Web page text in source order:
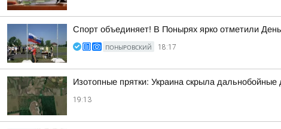
Спорт объединяет! В Понырях ярко отметили
ПОНЫРОВСКИЙ 18:17
Изотопные прятки: Украина скрыла
19:13